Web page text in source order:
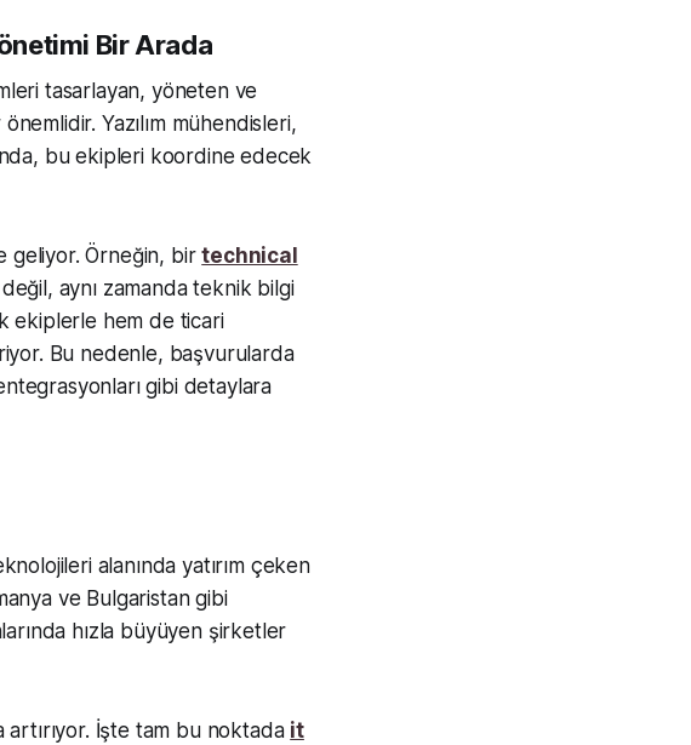
Bir Arada
tasarlayan, yöneten ve
Yazılım mühendisleri,
bu ekipleri koordine edecek
geliyor. Örneğin, birtechnical
aynı zamanda teknik bilgi
ekiplerle hem de ticari
Bu nedenle, başvurularda
gibi detaylara
alanında yatırım çeken
ve Bulgaristan gibi
hızla büyüyen şirketler
İşte tam bu noktada it